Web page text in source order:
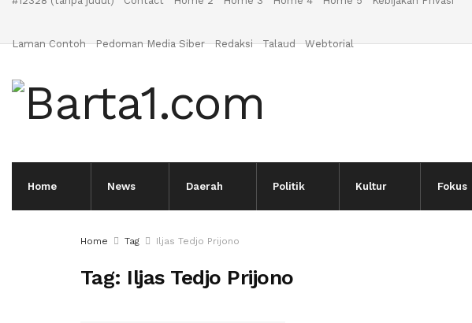
Laman Contoh Pedoman Media Siber Redaksi Talaud Webtorial
Home News Daerah Politik Kultur Fokus
Home Tag Iljas Tedjo Prijono
Tag: Iljas Tedjo Prijono